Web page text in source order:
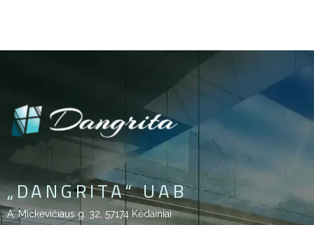
„DANGRITA“ UAB
A. Mickevičiaus g. 32, 57174 Kėdainiai